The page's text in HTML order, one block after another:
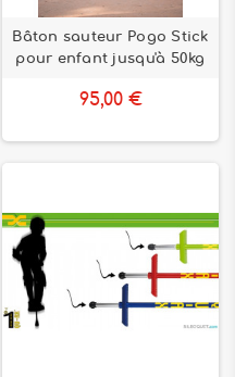
Bâton sauteur Pogo Stick
pour enfant jusqu'à 50kg
95,00 €